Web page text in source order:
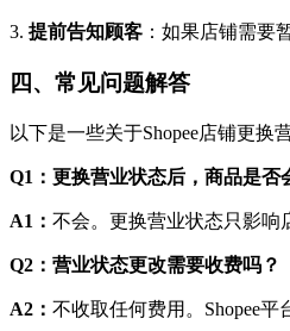
3. 提前告知顾客 ：如果店铺需要
四、常见问题解答
以下是一些关于Shopee店铺更换
Q1：更换营业状态后，商品是否
A1： 不会。更换营业状态只影响
Q2：营业状态更改需要收费吗？
A2： 不收取任何费用。Shopee平